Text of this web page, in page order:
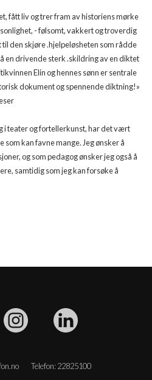
fått liv og trer fram av historiens mørke
- følsomt, vakkert og troverdig
den skjøre .hjelpeløsheten som rådde
en drivende sterk .skildring av en diktet
Elin og hennes sønn er sentrale
dokument og spennende diktning!»
i teater og fortellerkunst, har det vært
som kan favne mange. Jeg ønsker å
og som pedagog ønsker jeg også å
samtidig som jeg kan forsøke å
Telefon: 22825100